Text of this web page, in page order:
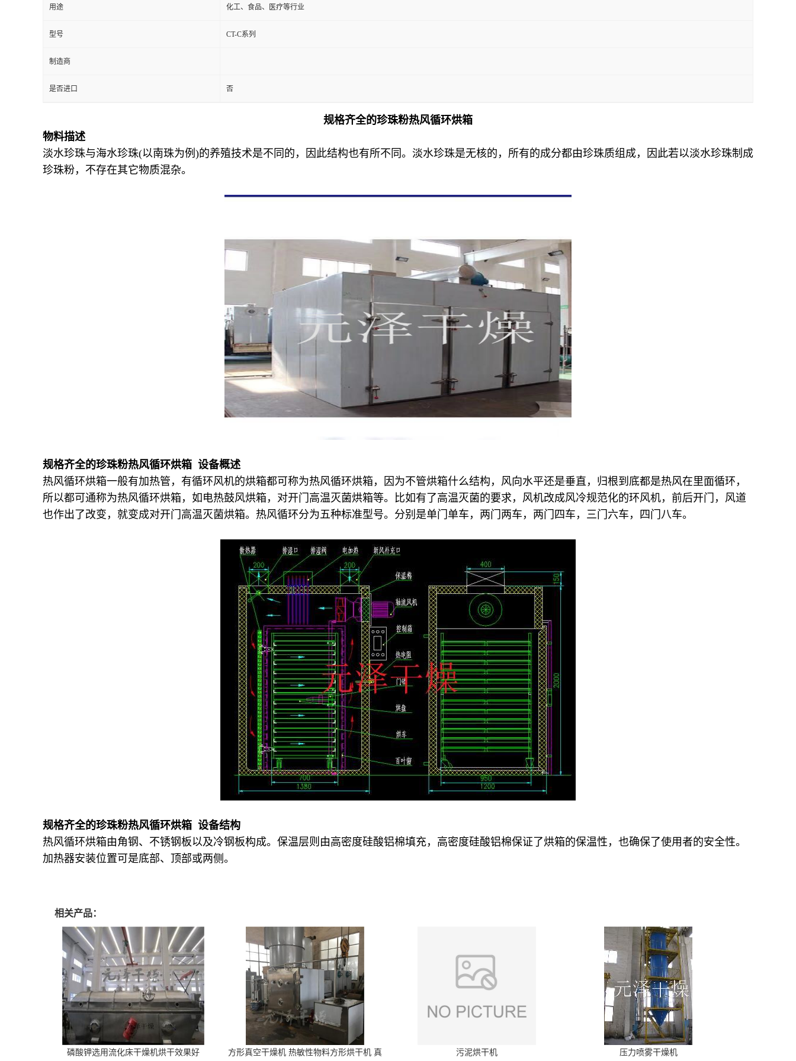
用途 化工、食品、医疗等行业
型号 CT-C系列
制造商
是否进口 否
规格齐全的珍珠粉热风循环烘箱
物料描述
淡水珍珠与海水珍珠(以南珠为例)的养殖技术是不同的，因此结构也有所不同。淡水珍珠是无核的，所有的成分都由珍珠质组成，因此若以淡水珍珠制成
珍珠粉，不存在其它物质混杂。
规格齐全的珍珠粉热风循环烘箱 设备概述
热风循环烘箱一般有加热管，有循环风机的烘箱都可称为热风循环烘箱，因为不管烘箱什么结构，风向水平还是垂直，归根到底都是热风在里面循环，
所以都可通称为热风循环烘箱，如电热鼓风烘箱，对开门高温灭菌烘箱等。比如有了高温灭菌的要求，风机改成风冷规范化的环风机，前后开门，风道
也作出了改变，就变成对开门高温灭菌烘箱。热风循环分为五种标准型号。分别是单门单车，两门两车，两门四车，三门六车，四门八车。
规格齐全的珍珠粉热风循环烘箱 设备结构
热风循环烘箱由角钢、不锈钢板以及冷钢板构成。保温层则由高密度硅酸铝棉填充，高密度硅酸铝棉保证了烘箱的保温性，也确保了使用者的安全性。
加热器安装位置可是底部、顶部或两侧。
相关产品：
磷酸钾选用流化床干燥机烘干效果好 方形真空干燥机 热敏性物料方形烘干机 真 污泥烘干机 压力喷雾干燥机